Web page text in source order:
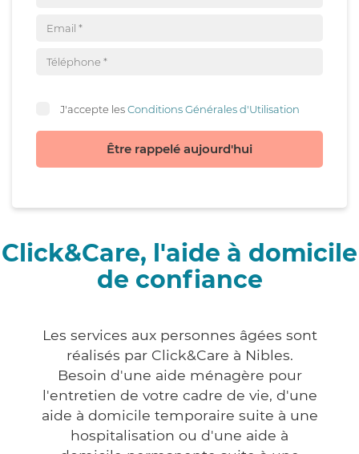
J'accepte lesConditions Générales d'Utilisation
Être rappelé aujourd'hui
Click&Care, l'aide à domicile
de confiance
Les services aux personnes âgées sont
réalisés par Click&Care à Nibles.
Besoin d'une aide ménagère pour
l'entretien de votre cadre de vie, d'une
aide à domicile temporaire suite à une
hospitalisation ou d'une aide à